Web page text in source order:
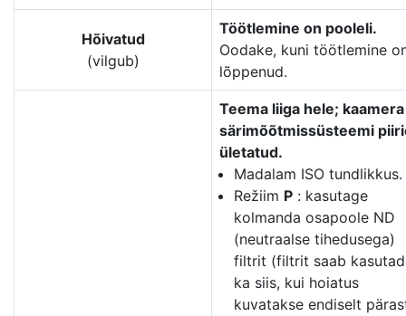
Hõivatud
(vilgub)
Töötlemine on pooleli.
Oodake, kuni töötlemine
lõppenud.
Teema liiga hele; kaamera
särimõõtmissüsteemi
ületatud.
Madalam ISO tundlikkus.
Režiim P : kasutage
kolmanda osapoole ND
(neutraalse tihedusega)
filtrit (filtrit saab
ka siis, kui hoiatus
kuvatakse endiselt